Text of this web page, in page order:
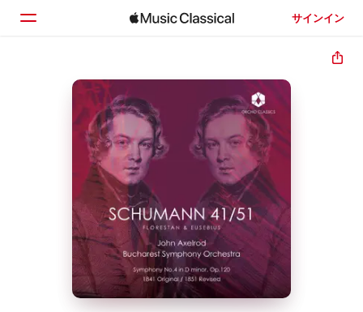
サインイン
ホーム
見つける